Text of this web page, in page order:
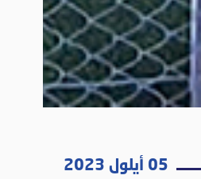
05 أيلول 2023